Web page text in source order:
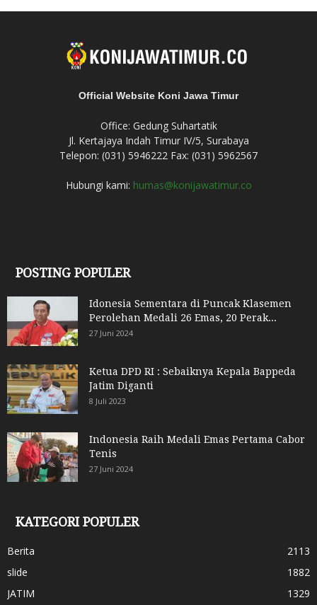
Official Website Koni Jawa Timur
Office: Gedung Suhartatik
Jl. Kertajaya Indah Timur IV/5, Surabaya
Telepon: (031) 5946222 Fax: (031) 5962567
Hubungi kami: humas@konijawatimur.co
POSTING POPULER
Idonesia Sementara di Puncak Klasemen
Perolehan Medali 26 Emas, 20 Perak...
27 Juni 2024
Ketua DPD RI : Sebaiknya Kepala Bappeda
Jatim Diganti
8 Juli 2023
Indonesia Raih Medali Emas Pertama Cabor
Tenis
27 Juni 2024
KATEGORI POPULER
Berita
2113
slide
1882
JATIM
1329